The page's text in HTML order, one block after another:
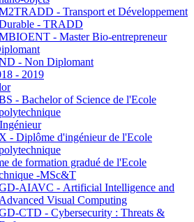
- Transport et Développement
- TRADD
- Master Bio-entrepreneur
- Non Diplomant
- 2019
- Bachelor of Science de l'Ecole
X - Diplôme d'ingénieur de l'Ecole
de formation gradué de l'Ecole
-MSc&T
AIAVC - Artificial Intelligence and
Advanced Visual Computing
CTD - Cybersecurity : Threats &